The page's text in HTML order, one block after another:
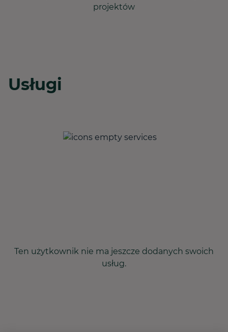
projektów
Usługi
Ten użytkownik nie ma jeszcze dodanych swoich
usług.